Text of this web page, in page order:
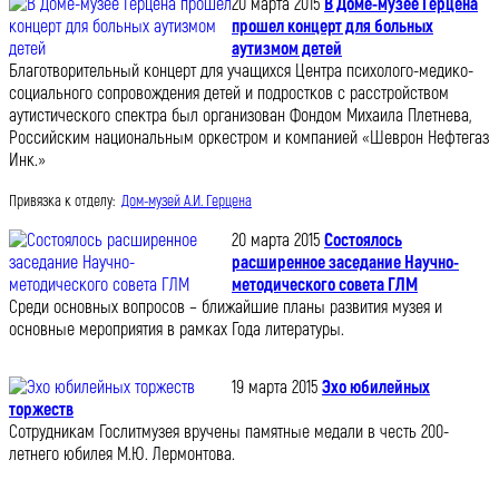
прошел концерт для больных
аутизмом детей
Благотворительный концерт для учащихся Центра психолого-медико-
социального сопровождения детей и подростков с расстройством
аутистического спектра был организован Фондом Михаила Плетнева,
Российским национальным оркестром и компанией «Шеврон Нефтегаз
Инк.»
Привязка к отделу: Дом-музей А.И. Герцена
20 марта 2015 Состоялось
расширенное заседание Научно-
методического совета ГЛМ
Среди основных вопросов – ближайшие планы развития музея и
основные мероприятия в рамках Года литературы.
19 марта 2015 Эхо юбилейных
торжеств
Сотрудникам Гослитмузея вручены памятные медали в честь 200-
летнего юбилея М.Ю. Лермонтова.